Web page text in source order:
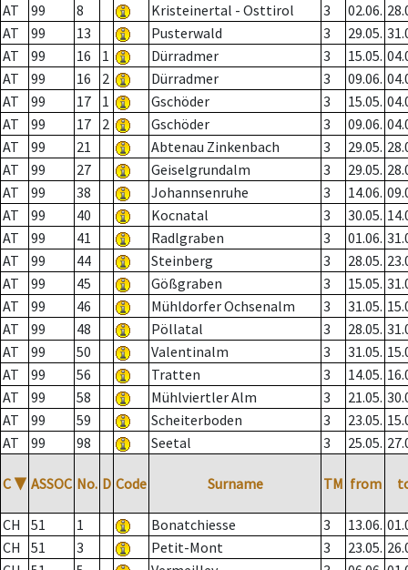
AT 99 8 Kristeinertal - Osttirol 3 02.06.
AT
99 13 Pusterwald 3 29.05.
AT
99 16 1 Dürradmer 3 15.05.
AT
99 16 2 Dürradmer 3 09.06.
AT
99 17 1 Gschöder 3 15.05.
AT
99 17 2 Gschöder 3 09.06.
AT
99 21 Abtenau Zinkenbach 3 29.05.
AT
99 27 Geiselgrundalm 3 29.05.
AT
99 38 Johannsenruhe 3 14.06.
AT
99 40 Kocnatal 3 30.05.
AT
99 41 Radlgraben 3 01.06.
AT
99 44 Steinberg 3 28.05.
AT
99 45 Gößgraben 3 15.05.
AT
99 46 Mühldorfer Ochsenalm 3 31.05.
AT
99 48 Pöllatal 3 28.05.
AT
99 50 Valentinalm 3 31.05.
AT
99 56 Tratten 3 14.05.
AT
99 58 Mühlviertler Alm 3 21.05.
AT
99 59 Scheiterboden 3 23.05.
AT
99 98 Seetal 3 25.05.
C ▼ ASSOC No. D Code Surname TM from
CH 51 1 Bonatchiesse 3 13.06.
CH
51 3 Petit-Mont 3 23.05.